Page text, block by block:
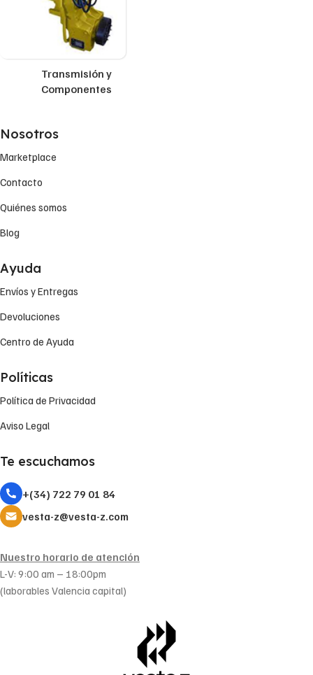
Transmisión y
Componentes
Nosotros
Marketplace
Contacto
Quiénes somos
Blog
Ayuda
Envíos y Entregas
Devoluciones
Centro de Ayuda
Políticas
Política de Privacidad
Aviso Legal
Te escuchamos
+(34) 722 79 01 84
vesta-z@vesta-z.com
Nuestro horario de atención
L-V: 9:00 am – 18:00pm
(laborables Valencia capital)